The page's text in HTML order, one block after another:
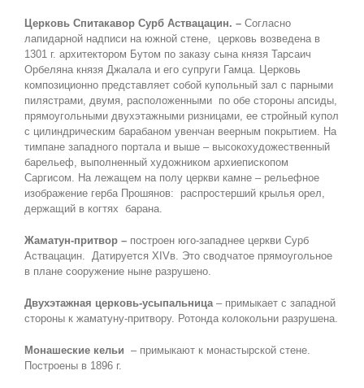
Церковь Спитакавор Сурб Аствацацин. – Согласно
лапидарной надписи на южной стене, церковь возведена в
1301 г. архитектором Бутом по заказу сына князя Тарсаич
Орбеляна князя Джалала и его супруги Гамца. Церковь
композиционно представляет собой купольный зал с парными
пилястрами, двумя, расположенными по обе стороны апсиды,
прямоугольными двухэтажными ризницами, ее стройный купол
с цилиндрическим барабаном увенчан веерным покрытием. На
тимпане западного портала и выше – высокохудожественный
барельеф, выполненный художником архиепископом
Саргисом. На лежащем на полу церкви камне – рельефное
изображение герба Прошянов: распростерший крылья орел,
держащий в когтях барана.
Жаматун-притвор – построен юго-западнее церкви Сурб
Аствацацин. Датируется XIVв. Это сводчатое прямоугольное
в плане сооружение ныне разрушено.
Двухэтажная церковь-усыпальница– примыкает с западной
стороны к жаматуну-притвору. Ротонда колокольни разрушена.
Монашеские кельи – примыкают к монастырской стене.
Построены в 1896 г.